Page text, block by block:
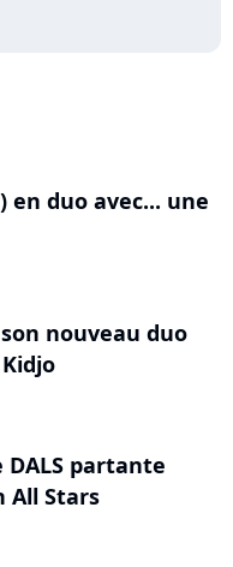
en duo avec... une
nouveau duo
partante
All Stars